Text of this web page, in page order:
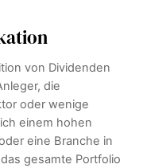
von Dividenden
die
oder wenige
einem hohen
eine Branche in
gesamte Portfolio